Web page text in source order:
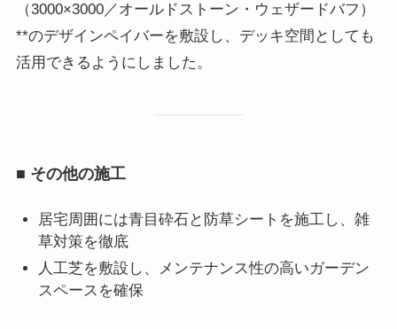
（3000×3000／オールドストーン・ウェザードバフ）
**のデザインペイバーを敷設し、デッキ空間としても
活用できるようにしました。
■ その他の施工
居宅周囲には青目砕石と防草シートを施工し、雑
草対策を徹底
人工芝を敷設し、メンテナンス性の高いガーデン
スペースを確保